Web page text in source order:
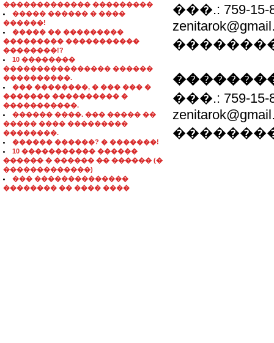
������������� ���������
����� ������ � ����
������!
����� �� ���������
��������� �����������
��������!?
10 ��������
���������������� ������
����������.
��� ��������, � ��� ��� �
������� ���������� �
�����������.
������ ����. ��� ����� ��
����� ���� ���������
��������.
������ ������? � �������!
10 ����������� ������
������ � ������ �� ������ (�
�������������)
��� ��������������
�������� �� ���� ����
���.: 759-15-
���.: 759-15-